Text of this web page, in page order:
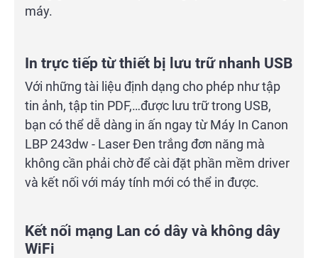
máy.
In trực tiếp từ thiết bị lưu trữ nhanh USB
Với những tài liệu định dạng cho phép như tập
tin ảnh, tập tin PDF,…được lưu trữ trong USB,
bạn có thể dễ dàng in ấn ngay từ Máy In Canon
LBP 243dw - Laser Đen trắng đơn năng mà
không cần phải chờ để cài đặt phần mềm driver
và kết nối với máy tính mới có thể in được.
Kết nối mạng Lan có dây và không dây
WiFi